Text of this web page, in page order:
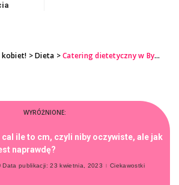
kobiet! >Dieta >Catering dietetyczny w Bydgoszczy – jakie korzyści przynosi regularne korzystanie z tego rozwiązania?
WYRÓŻNIONE:
cal ile to cm, czyli niby oczywiste, ale jak
naprawdę?
Data publikacji: 23 kwietnia, 2023 Ciekawostki